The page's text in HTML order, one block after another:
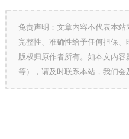
免责声明：文章内容不代表本站
完整性、准确性给予任何担保
版权归原作者所有。如本文内
等），请及时联系本站，我们会